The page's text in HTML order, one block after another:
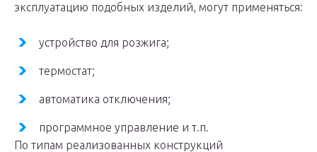
эксплуатацию подобных изделий, могут применяться:
устройство для розжига;
термостат;
автоматика отключения;
программное управление и т.п.
По типам реализованных конструкций